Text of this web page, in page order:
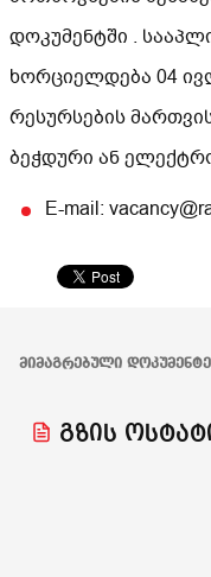
დოკუმენტში .
ხორციელდება 04
რესურსების
ბეჭდური ან
E-mail:
ᲛᲘᲛᲐᲒᲠᲔᲑᲣᲚᲘ
გზის